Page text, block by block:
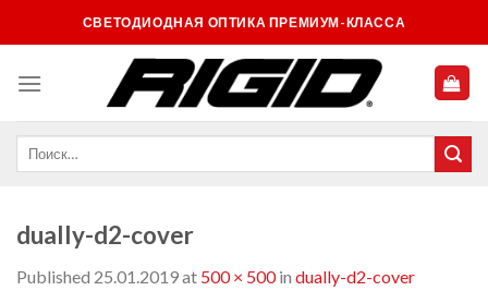
to
СВЕТОДИОДНАЯ ОПТИКА ПРЕМИУМ-КЛАССА
dually-d2-cover
Published 25.01.2019at 500 × 500in dually-d2-cover